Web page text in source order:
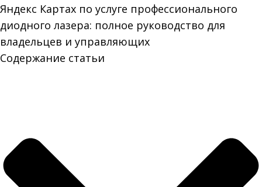
Яндекс Картах по услуге профессионального
диодного лазера: полное руководство для
владельцев и управляющих
Содержание статьи